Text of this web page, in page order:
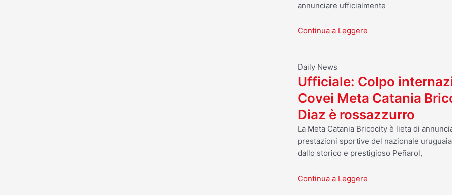
annunciare ufficialmente
Continua a Leggere
Daily News
Ufficiale: Colpo
Covei Meta Catania
Diaz è rossazzurro
La Meta Catania Bricocity è lieta di
prestazioni sportive del nazionale
dallo storico e prestigioso Peñarol,
Continua a Leggere